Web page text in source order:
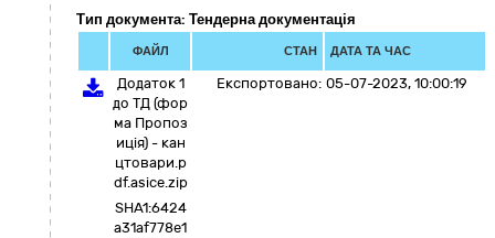
Тип документа: Тендерна документація
ФАЙЛ СТАН ДАТА ТА ЧАС
Додаток 1
до ТД (фор
ма Пропоз
иція) - кан
цтовари.p
df.asice.zip
SHA1:6424
a31af778e1
Експортовано: 05-07-2023, 10:00:19